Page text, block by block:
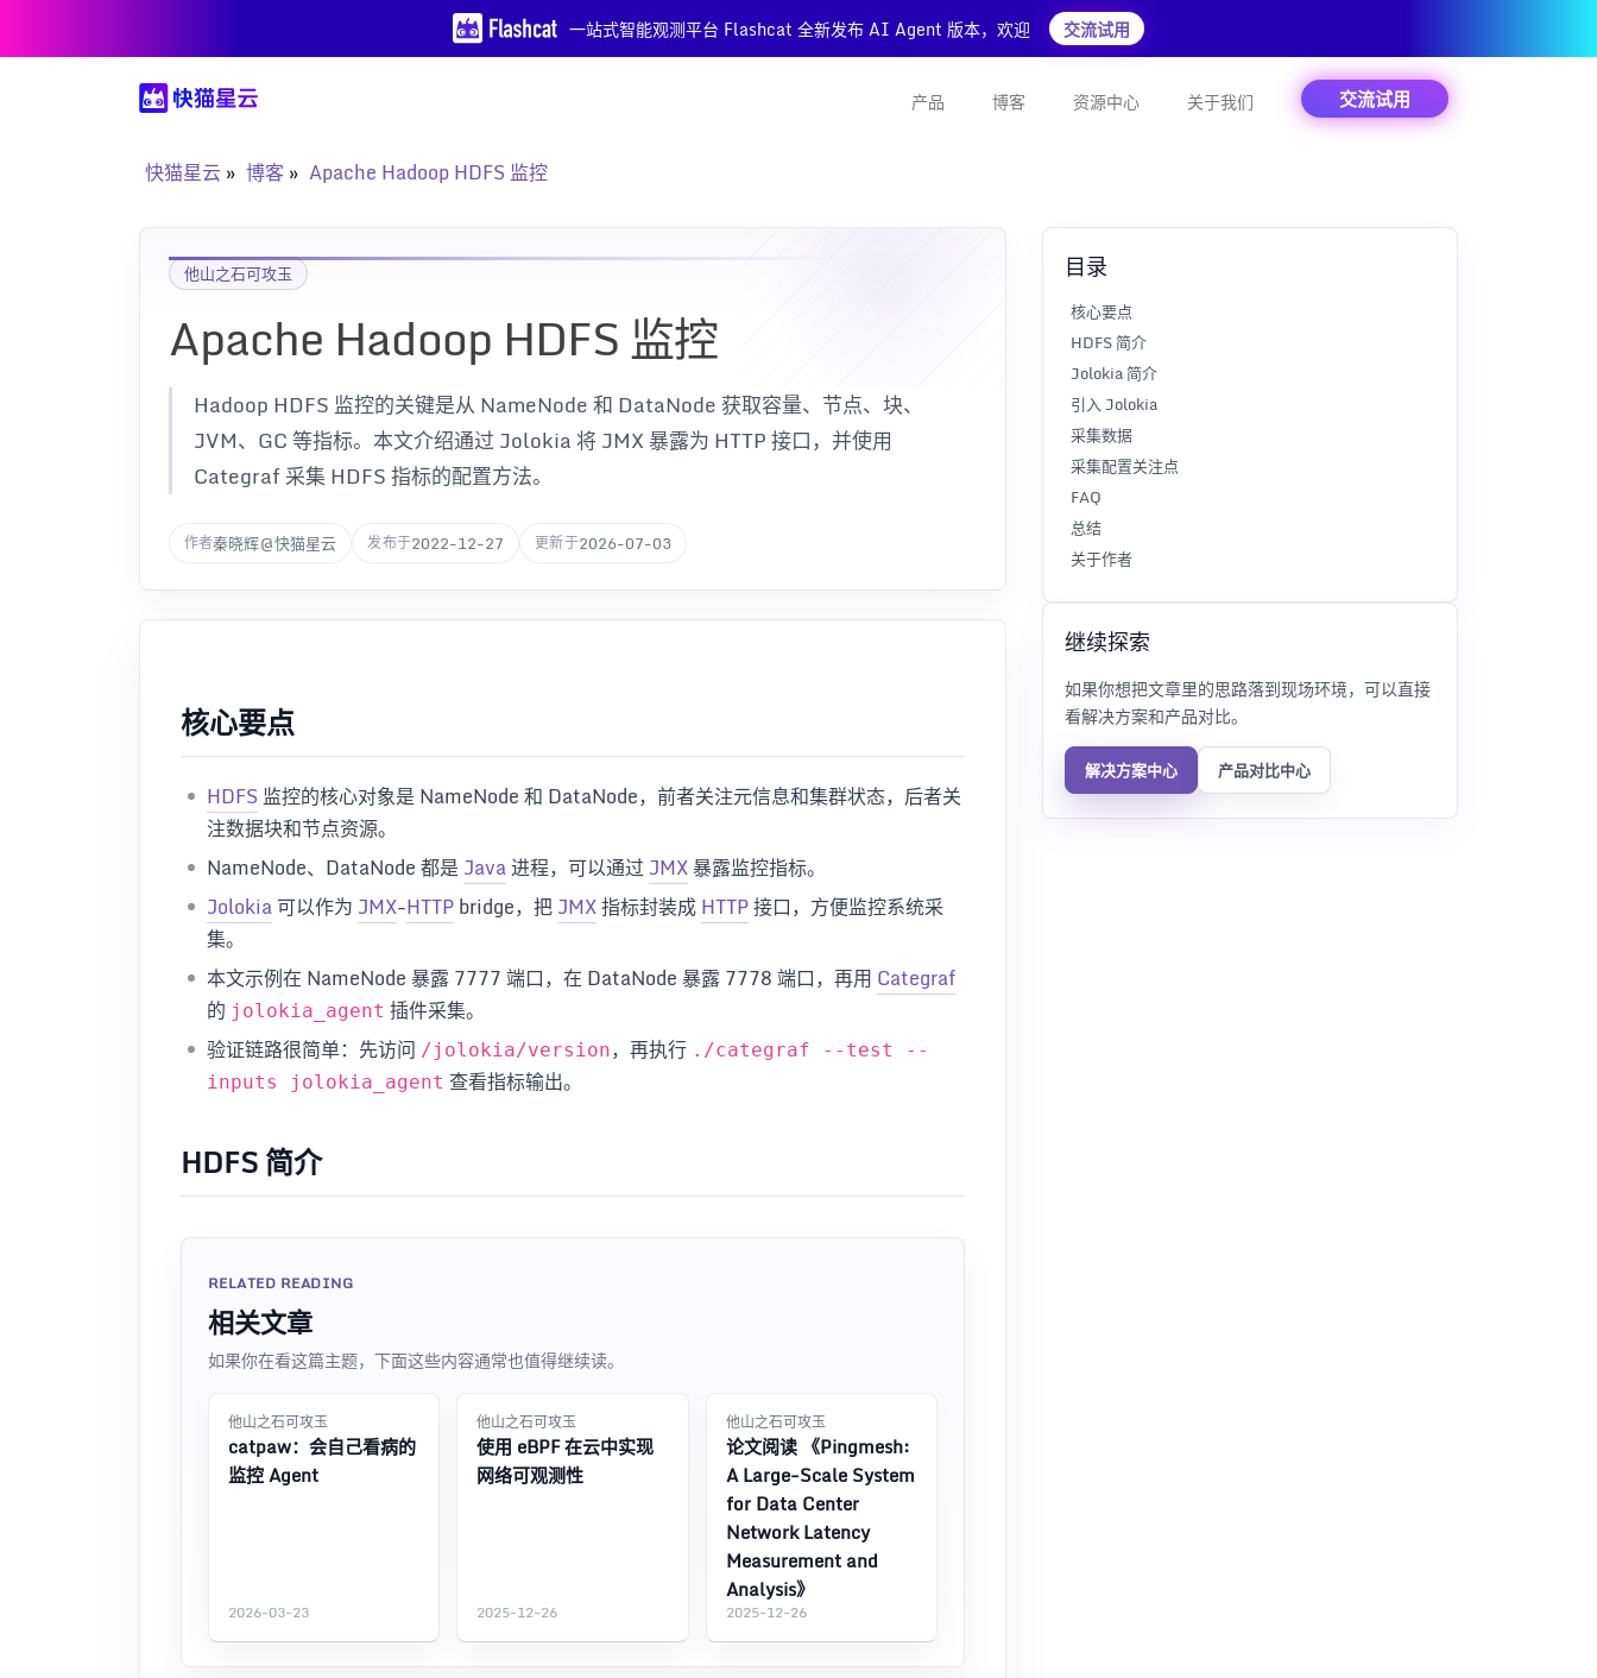
一站式智能观测平台 Flashcat 全新发布 AI Agent 版本，欢迎 交流试用
产品 博客 资源中心 关于我们 交流试用
快猫星云 博客 Apache Hadoop HDFS 监控
他山之石可攻玉
Apache Hadoop HDFS 监控
Hadoop HDFS 监控的关键是从 NameNode 和 DataNode 获取容量、节点、块、
JVM、GC 等指标。本文介绍通过 Jolokia 将 JMX 暴露为 HTTP 接口，并使用
Categraf 采集 HDFS 指标的配置方法。
作者秦晓辉@快猫星云 发布于2022-12-27 更新于2026-07-03
核心要点
HDFS监控的核心对象是 NameNode 和 DataNode，前者关注元信息和集群状态，后者关
注数据块和节点资源。
NameNode、DataNode 都是Java进程，可以通过JMX暴露监控指标。
Jolokia可以作为 JMX-HTTPbridge，把JMX指标封装成HTTP接口，方便监控系统采
集。
本文示例在 NameNode 暴露 7777 端口，在 DataNode 暴露 7778 端口，再用 Categraf
的 jolokia_agent 插件采集。
验证链路很简单：先访问 /jolokia/version，再执行 ./categraf --test --
inputs jolokia_agent 查看指标输出。
HDFS 简介
RELATED READING
相关文章
如果你在看这篇主题，下面这些内容通常也值得继续读。
他山之石可攻玉
catpaw：会自己看病的
监控 Agent
2026-03-23
他山之石可攻玉
使用 eBPF 在云中实现
网络可观测性
2025-12-26
他山之石可攻玉
论文阅读 《Pingmesh:
A Large-Scale System
for Data Center
Network Latency
Measurement and
Analysis》
2025-12-26
目录
核心要点
HDFS 简介
Jolokia 简介
引入 Jolokia
采集数据
采集配置关注点
FAQ
总结
关于作者
继续探索
如果你想把文章里的思路落到现场环境，可以直接
看解决方案和产品对比。
解决方案中心 产品对比中心